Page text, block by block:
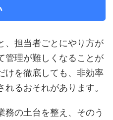
、担当者ごとにやり方が
管理が難しくなることが
けを徹底しても、非効率
るおそれがあります。
務の土台を整え、そのう